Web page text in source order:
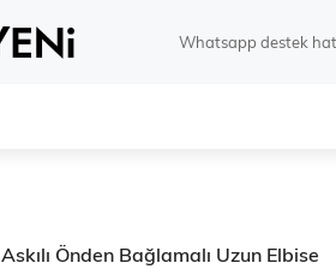
Whatsapp destek
Askılı Önden Bağlamalı Uzun Elbise